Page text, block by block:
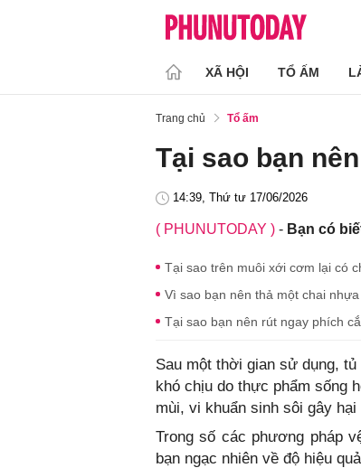
XÃ HỘI TỔ ẤM
Trang chủ Tổ ấm
Tại sao bạn
14:39, Thứ tư 17/06/2026
( PHUNUTODAY ) - Bạn có
Tại sao trên muôi xới cơm lại có
Vì sao bạn nên thả một chai
Tại sao bạn nên rút ngay phích
Sau một thời gian sử dụng,
khó chịu do thực phẩm sống
mùi, vi khuẩn sinh sôi gây
Trong số các phương pháp
bạn ngạc nhiên về độ hiệu